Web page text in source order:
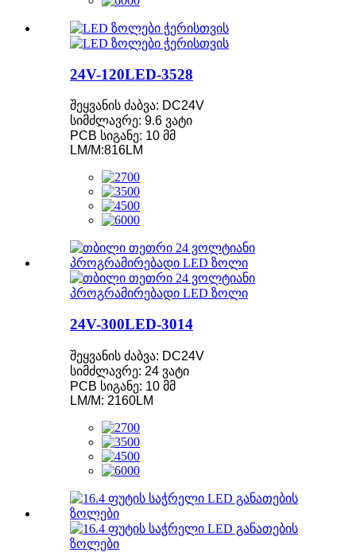
24V-120LED-3528
შეყვანის ძაბვა: DC24V
სიმძლავრე: 9.6 ვატი
PCB სიგანე: 10 მმ
LM/M:816LM
24V-300LED-3014
შეყვანის ძაბვა: DC24V
სიმძლავრე: 24 ვატი
PCB სიგანე: 10 მმ
LM/M: 2160LM